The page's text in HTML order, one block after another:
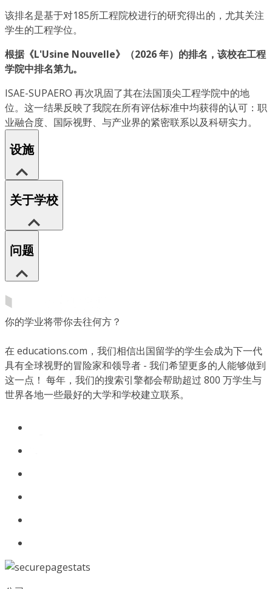
该排名是基于对185所工程院校进行的研究得出的，尤其关注
学生的工程学位。
根据《L'Usine Nouvelle》（2026 年）的排名，该校在工程
学院中排名第九。
ISAE-SUPAERO 再次巩固了其在法国顶尖工程学院中的地
位。这一结果反映了我院在所有评估标准中均获得的认可：职
业融合度、国际视野、与产业界的紧密联系以及科研实力。
设施
关于学校
问题
你的学业将带你去往何方？
在 educations.com，我们相信出国留学的学生会成为下一代
具有全球视野的冒险家和领导者 - 我们希望更多的人能够做到
这一点！ 每年，我们的搜索引擎都会帮助超过 800 万学生与
世界各地一些最好的大学和学校建立联系。